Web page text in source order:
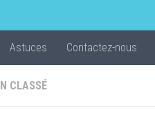
Astuces Contactez-nous
CLASSÉ